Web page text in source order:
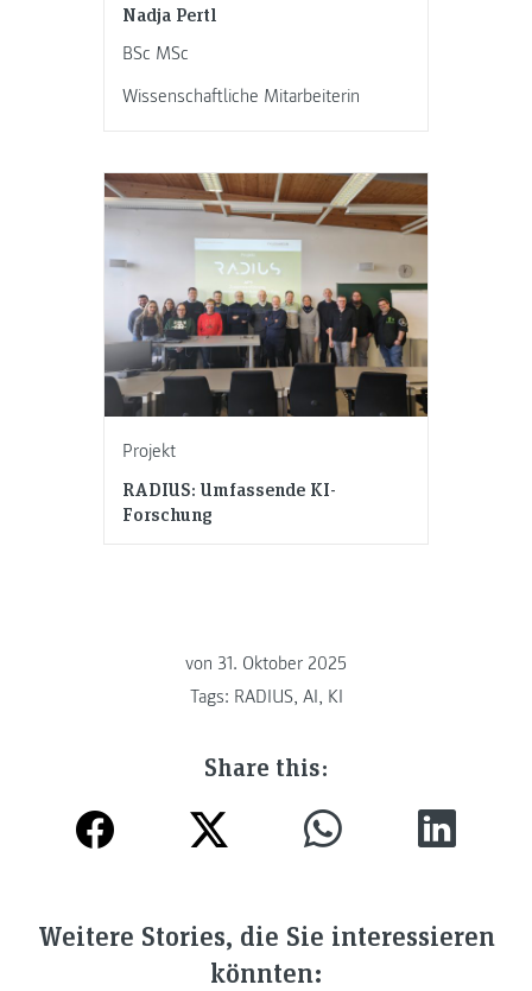
Nadja Pertl
BSc MSc
Wissenschaftliche Mitarbeiterin
Projekt
RADIUS: Umfassende KI-
Forschung
von 31. Oktober 2025
Tags: RADIUS, AI, KI
Share this:
Weitere Stories, die Sie interessieren
könnten: